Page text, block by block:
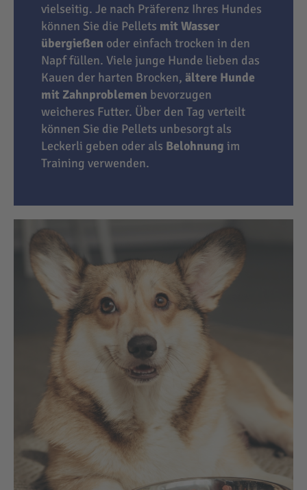
vielseitig. Je nach Präferenz Ihres Hundes
können Sie die Pellets mit Wasser
übergießen oder einfach trocken in den
Napf füllen. Viele junge Hunde lieben das
Kauen der harten Brocken, ältere Hunde
mit Zahnproblemen bevorzugen
weicheres Futter. Über den Tag verteilt
können Sie die Pellets unbesorgt als
Leckerli geben oder als Belohnung im
Training verwenden.